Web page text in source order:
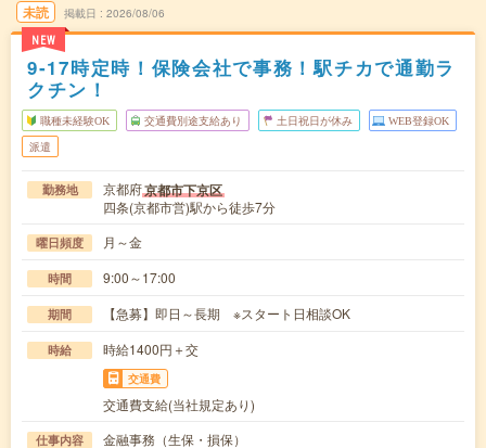
未読
NEW
掲載日 2026/08/06
9‐17時定時！保険会社で事務！駅チカで通勤ラ
クチン！
職種未経験OK 交通費別途支給あり 土日祝日が休み WEB登録OK
派遣
勤務地 京都府京都市下京区
四条(京都市営)駅から徒歩7分
曜日頻度 月～金
時間 9:00～17:00
期間 【急募】即日～長期 ※スタート日相談OK
時給 時給1400円＋交
交通費
交通費支給(当社規定あり)
仕事内容
金融事務（生保・損保）